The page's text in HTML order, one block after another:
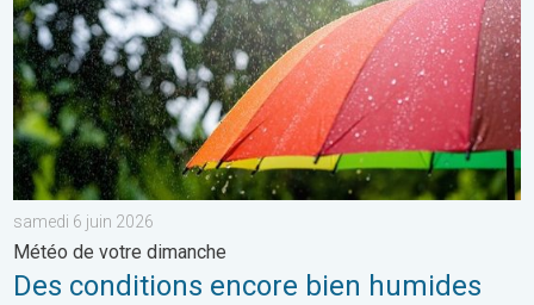
samedi 6 juin 2026
Météo de votre dimanche
Des conditions encore bien humides